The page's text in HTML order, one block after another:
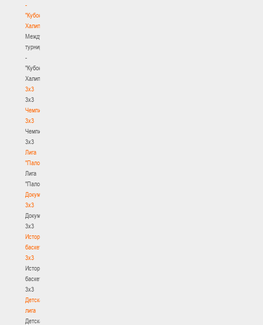
-
"Кубок
Халипского"
Международный
турнир
-
"Кубок
Халипского"
3x3
3x3
Чемпионат
3х3
Чемпионат
3х3
Лига
"Палова"
Лига
"Палова"
Документы
3х3
Документы
3х3
История
баскетбола
3х3
История
баскетбола
3х3
Детская
лига
Детская